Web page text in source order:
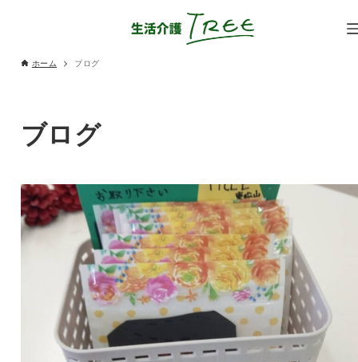
ホーム ブログ
ブログ